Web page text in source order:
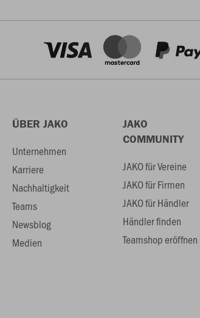
ÜBER JAKO
Unternehmen
Karriere
Nachhaltigkeit
Teams
Newsblog
Medien
JAKO
COMMUNITY
JAKO für Vereine
JAKO für Firmen
JAKO für Händler
Händler finden
Teamshop eröffnen